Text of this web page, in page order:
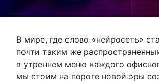
В мире, где слово «нейросеть»
почти таким же
в утреннем меню каждого
мы стоим на пороге новой эры